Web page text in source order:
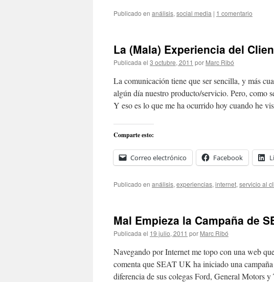
Publicado en análisis, social media | 1 comentario
La (Mala) Experiencia del
Publicada el 3 octubre, 2011 por Marc Ribó
La comunicación tiene que ser sencilla, y más
algún día nuestro producto/servicio. Pero, como
Y eso es lo que me ha ocurrido hoy cuando he
Comparte esto:
Correo electrónico Facebook
Publicado en análisis, experiencias, internet, servicio al
Mal Empieza la Campaña de
Publicada el 19 julio, 2011 por Marc Ribó
Navegando por Internet me topo con una web
comenta que SEAT UK ha iniciado una
diferencia de sus colegas Ford, General Motors